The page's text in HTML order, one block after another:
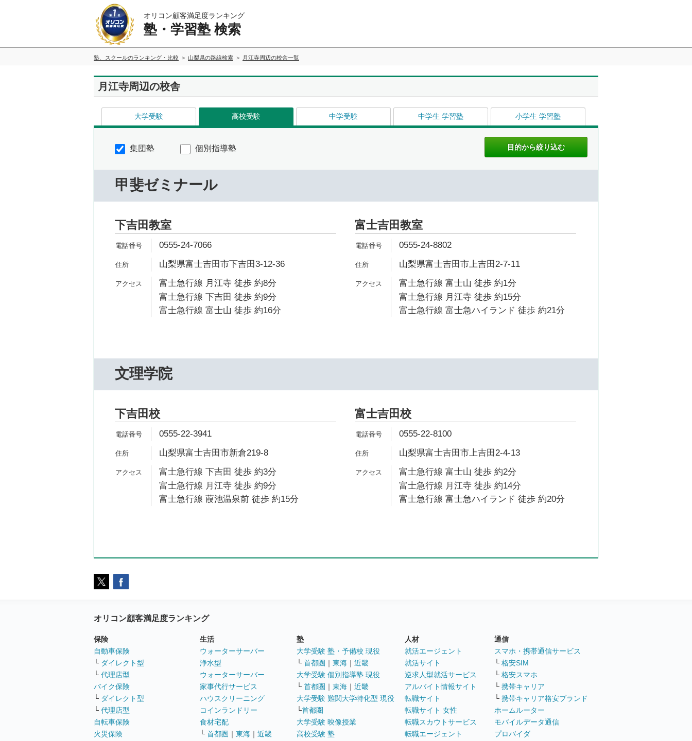
オリコン顧客満足度ランキング
塾・学習塾 検索
塾、スクールのランキング・比較 山梨県の路線検索 月江寺周辺の校舎一覧
月江寺周辺の校舎
大学受験 高校受験 中学受験 中学生 学習塾 小学生 学習塾
集団塾 個別指導塾
甲斐ゼミナール
下吉田教室
0555-24-7066
山梨県富士吉田市下吉田3-12-36
富士急行線 月江寺 徒歩 約8分
富士急行線 下吉田 徒歩 約9分
富士急行線 富士山 徒歩 約16分
富士吉田教室
0555-24-8802
山梨県富士吉田市上吉田2-7-11
富士急行線 富士山 徒歩 約1分
富士急行線 月江寺 徒歩 約15分
富士急行線 富士急ハイランド 徒歩 約21分
文理学院
下吉田校
0555-22-3941
山梨県富士吉田市新倉219-8
富士急行線 下吉田 徒歩 約3分
富士急行線 月江寺 徒歩 約9分
富士急行線 葭池温泉前 徒歩 約15分
富士吉田校
0555-22-8100
山梨県富士吉田市上吉田2-4-13
富士急行線 富士山 徒歩 約2分
富士急行線 月江寺 徒歩 約14分
富士急行線 富士急ハイランド 徒歩 約20分
オリコン顧客満足度ランキング
保険
自動車保険
└ ダイレクト型
└ 代理店型
バイク保険
└ ダイレクト型
└ 代理店型
自転車保険
火災保険
生活
ウォーターサーバー
浄水型
ウォーターサーバー
家事代行サービス
ハウスクリーニング
コインランドリー
食材宅配
└ 首都圏 ｜ 東海 ｜ 近畿
塾
大学受験 塾・予備校 現役
└ 首都圏 ｜ 東海 ｜ 近畿
大学受験 個別指導塾 現役
└ 首都圏 ｜ 東海 ｜ 近畿
大学受験 難関大学特化型 現役
└首都圏
大学受験 映像授業
高校受験 塾
人材
就活エージェント
就活サイト
逆求人型就活サービス
アルバイト情報サイト
転職サイト
転職サイト 女性
転職スカウトサービス
転職エージェント
通信
スマホ・携帯通信サービス
└ 格安SIM
└ 格安スマホ
└ 携帯キャリア
└ 携帯キャリア格安ブランド
ホームルーター
モバイルデータ通信
プロバイダ